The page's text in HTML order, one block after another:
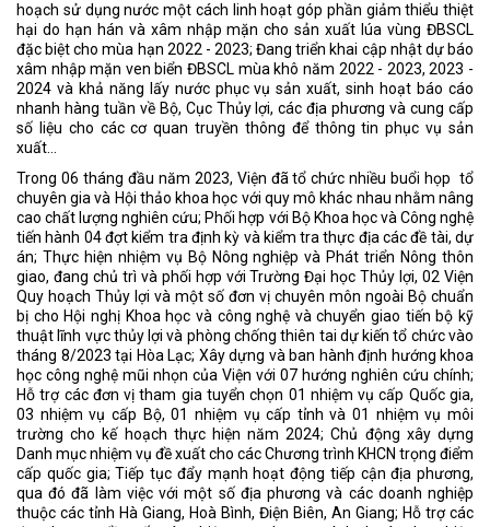
hoạch sử dụng nước một cách linh hoạt góp phần giảm thiểu thiệt
hại do hạn hán và xâm nhập mặn cho sản xuất lúa vùng ĐBSCL
đặc biệt cho mùa hạn 2022 - 2023; Đang triển khai cập nhật dự báo
xâm nhập mặn ven biển ĐBSCL mùa khô năm 2022 - 2023, 2023 -
2024 và khả năng lấy nước phục vụ sản xuất, sinh hoạt báo cáo
nhanh hàng tuần về Bộ, Cục Thủy lợi, các địa phương và cung cấp
số liệu cho các cơ quan truyền thông để thông tin phục vụ sản
xuất…
Trong 06 tháng đầu năm 2023, Viện đã tổ chức nhiều buổi họp tổ
chuyên gia và Hội thảo khoa học với quy mô khác nhau nhằm nâng
cao chất lượng nghiên cứu; Phối hợp với Bộ Khoa học và Công nghệ
tiến hành 04 đợt kiểm tra định kỳ và kiểm tra thực địa các đề tài, dự
án; Thực hiện nhiệm vụ Bộ Nông nghiệp và Phát triển Nông thôn
giao, đang chủ trì và phối hợp với Trường Đại học Thủy lợi, 02 Viện
Quy hoạch Thủy lợi và một số đơn vị chuyên môn ngoài Bộ chuẩn
bị cho Hội nghị Khoa học và công nghệ và chuyển giao tiến bộ kỹ
thuật lĩnh vực thủy lợi và phòng chống thiên tai dự kiến tổ chức vào
tháng 8/2023 tại Hòa Lạc; Xây dựng và ban hành định hướng khoa
học công nghệ mũi nhọn của Viện với 07 hướng nghiên cứu chính;
Hỗ trợ các đơn vị tham gia tuyển chọn 01 nhiệm vụ cấp Quốc gia,
03 nhiệm vụ cấp Bộ, 01 nhiệm vụ cấp tỉnh và 01 nhiệm vụ môi
trường cho kế hoạch thực hiện năm 2024; Chủ động xây dựng
Danh mục nhiệm vụ đề xuất cho các Chương trình KHCN trọng điểm
cấp quốc gia; Tiếp tục đẩy mạnh hoạt động tiếp cận địa phương,
qua đó đã làm việc với một số địa phương và các doanh nghiệp
thuộc các tỉnh Hà Giang, Hoà Bình, Điện Biên, An Giang; Hỗ trợ các